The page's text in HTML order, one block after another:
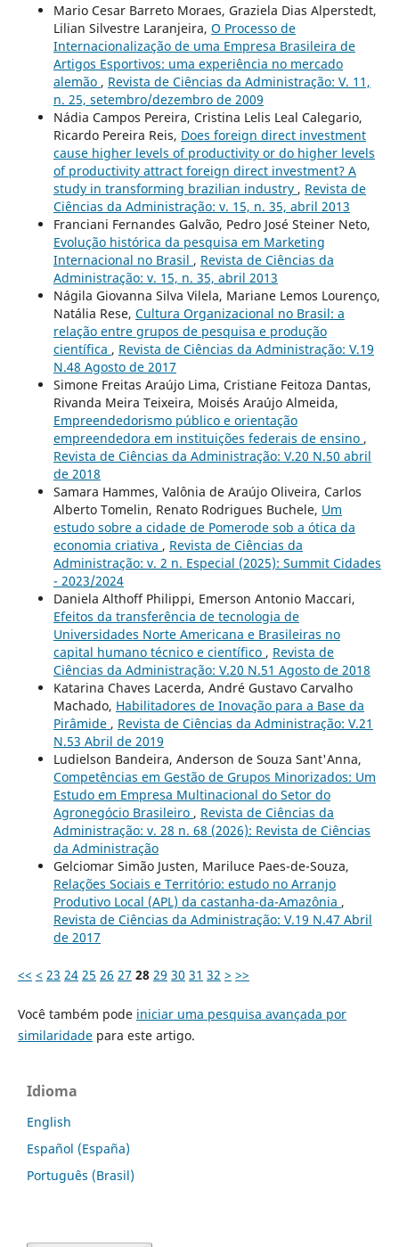
Mario Cesar Barreto Moraes, Graziela Dias Alperstedt,
Lilian Silvestre Laranjeira, O Processo de
Internacionalização de uma Empresa Brasileira de
Artigos Esportivos: uma experiência no mercado
alemão , Revista de Ciências da Administração: V. 11,
n. 25, setembro/dezembro de 2009
Nádia Campos Pereira, Cristina Lelis Leal Calegario,
Ricardo Pereira Reis, Does foreign direct investment
cause higher levels of productivity or do higher levels
of productivity attract foreign direct investment? A
study in transforming brazilian industry , Revista de
Ciências da Administração: v. 15, n. 35, abril 2013
Franciani Fernandes Galvão, Pedro José Steiner Neto,
Evolução histórica da pesquisa em Marketing
Internacional no Brasil , Revista de Ciências da
Administração: v. 15, n. 35, abril 2013
Nágila Giovanna Silva Vilela, Mariane Lemos Lourenço,
Natália Rese, Cultura Organizacional no Brasil: a
relação entre grupos de pesquisa e produção
científica , Revista de Ciências da Administração: V.19
N.48 Agosto de 2017
Simone Freitas Araújo Lima, Cristiane Feitoza Dantas,
Rivanda Meira Teixeira, Moisés Araújo Almeida,
Empreendedorismo público e orientação
empreendedora em instituições federais de ensino ,
Revista de Ciências da Administração: V.20 N.50 abril
de 2018
Samara Hammes, Valônia de Araújo Oliveira, Carlos
Alberto Tomelin, Renato Rodrigues Buchele, Um
estudo sobre a cidade de Pomerode sob a ótica da
economia criativa , Revista de Ciências da
Administração: v. 2 n. Especial (2025): Summit Cidades
- 2023/2024
Daniela Althoff Philippi, Emerson Antonio Maccari,
Efeitos da transferência de tecnologia de
Universidades Norte Americana e Brasileiras no
capital humano técnico e científico , Revista de
Ciências da Administração: V.20 N.51 Agosto de 2018
Katarina Chaves Lacerda, André Gustavo Carvalho
Machado, Habilitadores de Inovação para a Base da
Pirâmide , Revista de Ciências da Administração: V.21
N.53 Abril de 2019
Ludielson Bandeira, Anderson de Souza Sant'Anna,
Competências em Gestão de Grupos Minorizados: Um
Estudo em Empresa Multinacional do Setor do
Agronegócio Brasileiro , Revista de Ciências da
Administração: v. 28 n. 68 (2026): Revista de Ciências
da Administração
Gelciomar Simão Justen, Mariluce Paes-de-Souza,
Relações Sociais e Território: estudo no Arranjo
Produtivo Local (APL) da castanha-da-Amazônia ,
Revista de Ciências da Administração: V.19 N.47 Abril
de 2017
<< < 23 24 25 26 27 28 29 30 31 32 > >>
Você também pode iniciar uma pesquisa avançada por
similaridadepara este artigo.
Idioma
English
Español (España)
Português (Brasil)